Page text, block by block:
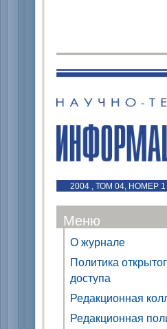
2004 , ТОМ 04, НОМЕР
Меню
О журнале
Политика
доступа
Редакционная
Редакционная